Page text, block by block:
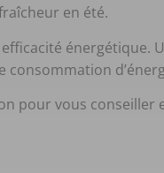
en été.
énergétique.
pour vous conseiller